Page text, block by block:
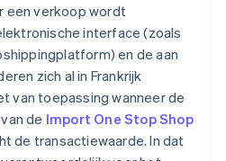
een verkoop wordt
interface (zoals
en de aan
zich al in Frankrijk
van toepassing wanneer de
de Import One Stop Shop
de transactiewaarde. In dat